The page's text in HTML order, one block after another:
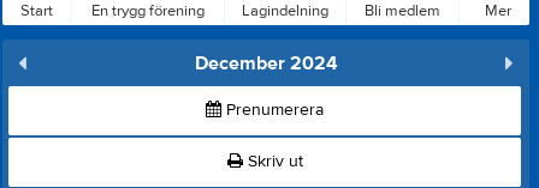
Start En trygg förening Lagindelning Bli medlem Mer
December 2024
Prenumerera
Skriv ut